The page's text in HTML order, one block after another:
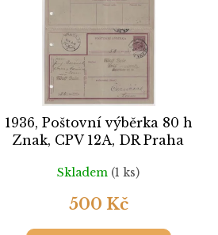
1936, Poštovní výběrka 80 h
Znak, CPV 12A, DR Praha
Skladem (1 ks)
500 Kč